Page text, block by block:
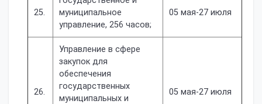
25.
муниципальное
управление, 256 часов;
05 мая-27 июля
26.
Управление в сфере
закупок для
обеспечения
государственных
муниципальных и
05 мая-27 июля